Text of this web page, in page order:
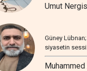
Umut
Güney
siyasetin